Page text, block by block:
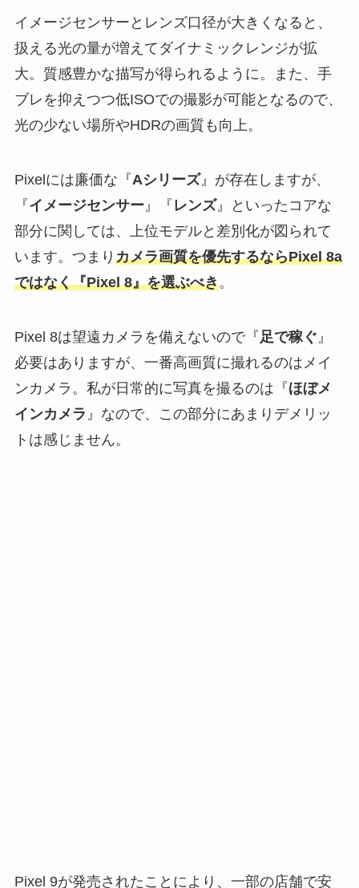
イメージセンサーとレンズ口径が大きくなると、
扱える光の量が増えてダイナミックレンジが拡
大。質感豊かな描写が得られるように。また、手
ブレを抑えつつ低ISOでの撮影が可能となるので、
光の少ない場所やHDRの画質も向上。
Pixelには廉価な『Aシリーズ』が存在しますが、
『イメージセンサー 』『 レンズ』といったコアな
部分に関しては、上位モデルと差別化が図られて
います。つまり カメラ画質を優先するならPixel 8a
ではなく『Pixel 8』を選ぶべき。
Pixel 8は望遠カメラを備えないので『 足で稼ぐ 』
必要はありますが、一番高画質に撮れるのはメイ
ンカメラ。私が日常的に写真を撮るのは『ほぼメ
インカメラ 』なので、この部分にあまりデメリッ
トは感じません。
Pixel 9が発売されたことにより、一部の店舗で安